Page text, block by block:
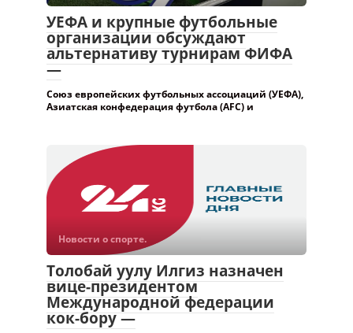
Толобай уулу Илгиз назначен
вице-президентом
Международной федерации
кок-бору —
18:27, 04 августа 2026, Бишкек — 24.kg, Тилебалды
ТУКУЕВА Толобай